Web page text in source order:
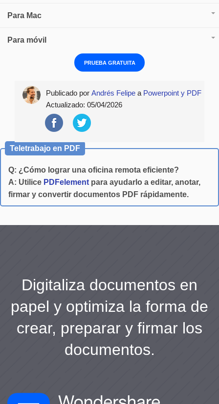
Para Mac
Para móvil
PRUEBA GRATUITA
Publicado porAndrés Felipe a Powerpoint y PDF
Actualizado:05/04/2026
Teletrabajo en PDF
Q: ¿Cómo lograr una oficina remota eficiente?
A: Utilice PDFelement para ayudarlo a editar, anotar,
firmar y convertir documentos PDF rápidamente.
Digitaliza documentos en
papel y optimiza la forma de
crear, preparar y firmar los
documentos.